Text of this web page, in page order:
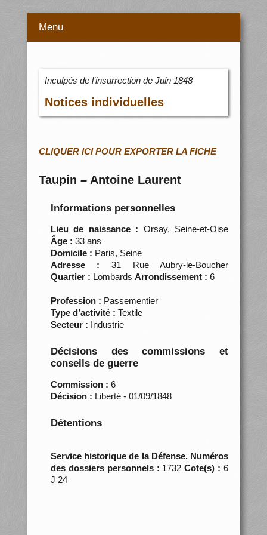
Menu
Inculpés de l’insurrection de Juin 1848
Notices individuelles
CLIQUER ICI POUR EXPORTER LA FICHE
Taupin – Antoine Laurent
Informations personnelles
Lieu de naissance : Orsay, Seine-et-Oise
Âge : 33 ans
Domicile : Paris, Seine
Adresse : 31 Rue Aubry-le-Boucher
Quartier : Lombards Arrondissement : 6
Profession : Passementier
Type d’activité : Textile
Secteur : Industrie
Décisions des commissions et
conseils de guerre
Commission : 6
Décision : Liberté - 01/09/1848
Détentions
Service historique de la Défense. Numéros
des dossiers personnels : 1732Cote(s) : 6
J 24